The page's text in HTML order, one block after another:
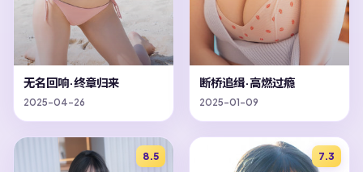
无名回响·终章归来
2025-04-26
断桥追缉·高燃过瘾
2025-01-09
8.5 7.3